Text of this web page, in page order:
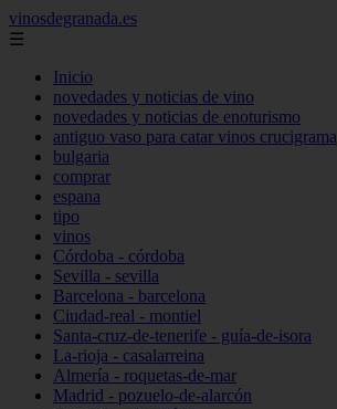
vinosdegranada.es
☰
Inicio
novedades y noticias de vino
novedades y noticias de enoturismo
antiguo vaso para catar vinos crucigrama
bulgaria
comprar
espana
tipo
vinos
Córdoba - córdoba
Sevilla - sevilla
Barcelona - barcelona
Ciudad-real - montiel
Santa-cruz-de-tenerife - guía-de-isora
La-rioja - casalarreina
Almería - roquetas-de-mar
Madrid - pozuelo-de-alarcón